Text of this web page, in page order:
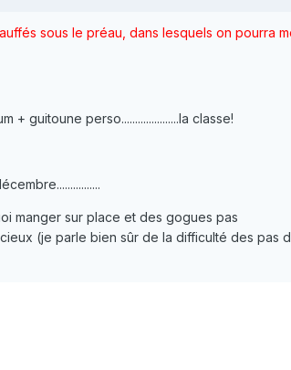
sous le préau, dans lesquels on pourra
+ guitoune perso.....................la classe!
manger sur place et des gogues pas
(je parle bien sûr de la difficulté des pas